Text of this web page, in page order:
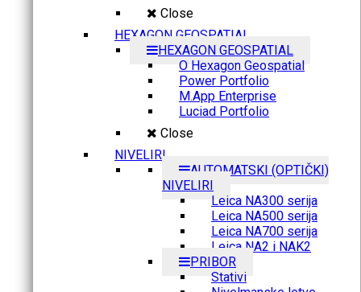
Close
HEXAGON GEOSPATIAL
HEXAGON GEOSPATIAL
O Hexagon Geospatial
Power Portfolio
M.App Enterprise
Luciad Portfolio
Close
NIVELIRI
AUTOMATSKI (OPTIČKI)
NIVELIRI
Leica NA300 serija
Leica NA500 serija
Leica NA700 serija
Leica NA2 i NAK2
PRIBOR
Stativi